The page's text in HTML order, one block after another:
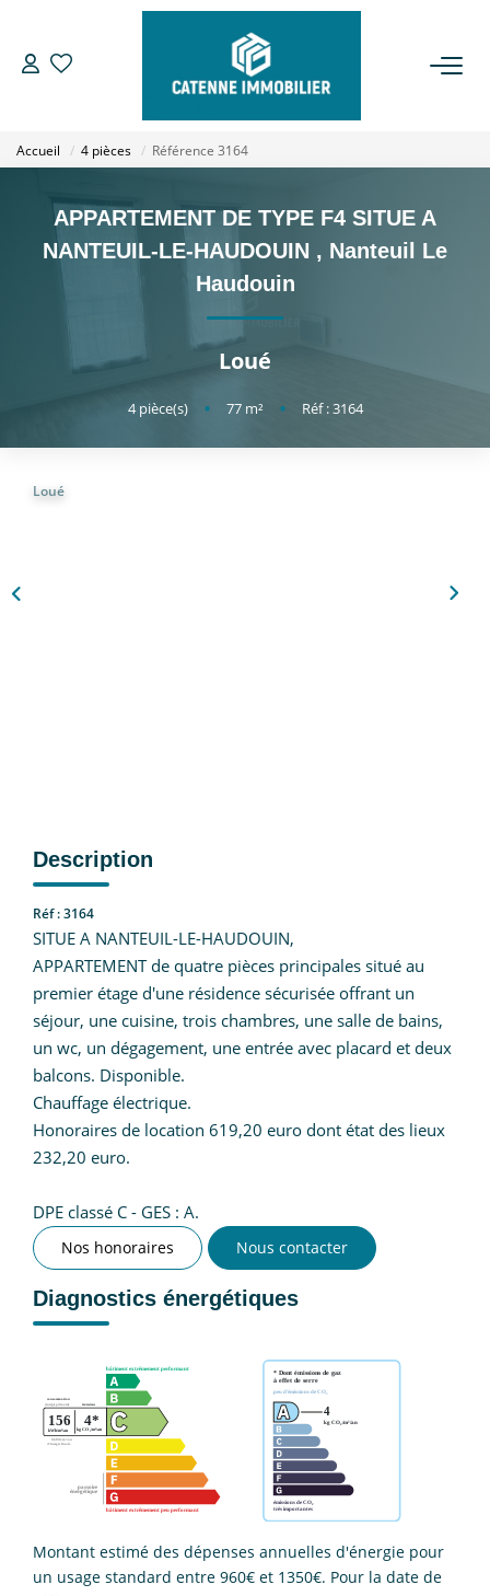
LOUER
ESTIMER
NOTRE AGENCE
Accueil 4 pièces Référence 3164
APPARTEMENT DE TYPE F4 SITUE A
NANTEUIL-LE-HAUDOUIN , Nanteuil Le
Haudouin
Loué
4pièce(s) • 77m² • Réf : 3164
Loué
Description
Réf : 3164
SITUE A NANTEUIL-LE-HAUDOUIN,
APPARTEMENT de quatre pièces principales situé au
premier étage d'une résidence sécurisée offrant un
séjour, une cuisine, trois chambres, une salle de bains,
un wc, un dégagement, une entrée avec placard et deux
balcons. Disponible.
Chauffage électrique.
Honoraires de location 619,20 euro dont état des lieux
232,20 euro.
DPE classé C - GES : A.
Nos honoraires Nous contacter
Diagnostics énergétiques
Montant estimé des dépenses annuelles d'énergie pour
un usage standard entre 960€ et 1350€. Pour la date de